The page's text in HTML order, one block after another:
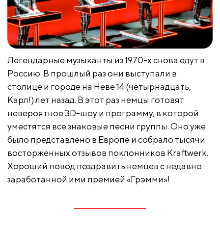
Легендарные музыканты из 1970-х снова едут в
Россию. В прошлый раз они выступали в
столице и городе на Неве 14 (четырнадцать,
Карл!) лет назад. В этот раз немцы готовят
невероятное 3D-шоу и программу, в которой
уместятся все знаковые песни группы. Оно уже
было представлено в Европе и собрало тысячи
восторженных отзывов поклонников Kraftwerk.
Хороший повод поздравить немцев с недавно
заработанной ими премией «Грэмми»!